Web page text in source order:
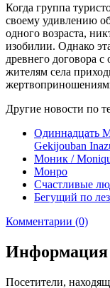
Когда группа
своему удивлению
одного возраста,
изобилии. Однако
древнего договора
жителям села
Другие новости по
Одиннадцать
Gekijouban
Моник /
Монро
Счастливые
Бегущий по
Комментарии (0)
Информация
Посетители,